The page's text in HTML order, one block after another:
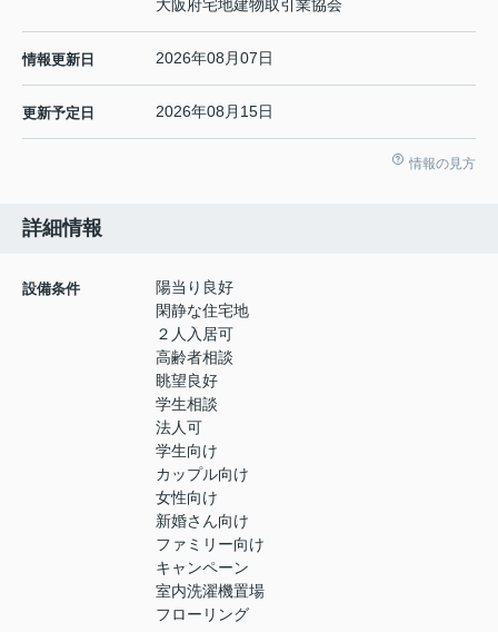
大阪府宅地建物取引業協会
情報更新日 2026年08月07日
更新予定日 2026年08月15日
情報の見方
詳細情報
設備条件
陽当り良好
閑静な住宅地
２人入居可
高齢者相談
眺望良好
学生相談
法人可
学生向け
カップル向け
女性向け
新婚さん向け
ファミリー向け
キャンペーン
室内洗濯機置場
フローリング